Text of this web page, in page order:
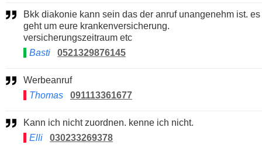
Bkk diakonie kann sein das der anruf unangenehm ist. es
geht um eure krankenversicherung.
versicherungszeitraum etc
Basti
0521329876145
Werbeanruf
Thomas
091113361677
Kann ich nicht zuordnen. kenne ich nicht.
Elli
030233269378